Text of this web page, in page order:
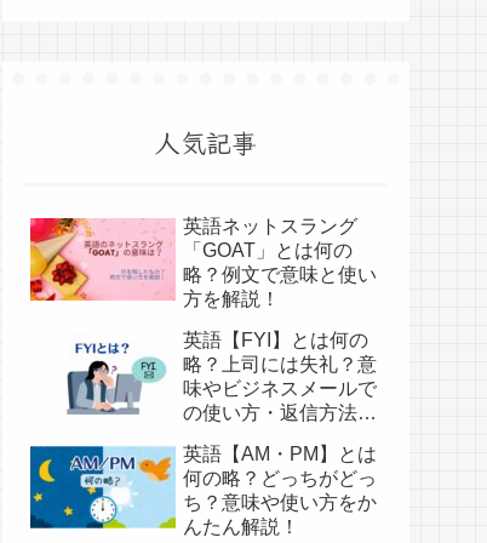
人気記事
英語ネットスラング
「GOAT」とは何の
略？例文で意味と使い
方を解説！
英語【FYI】とは何の
略？上司には失礼？意
味やビジネスメールで
の使い方・返信方法を
英語【AM・PM】とは
何の略？どっちがどっ
ち？意味や使い方をか
んたん解説！